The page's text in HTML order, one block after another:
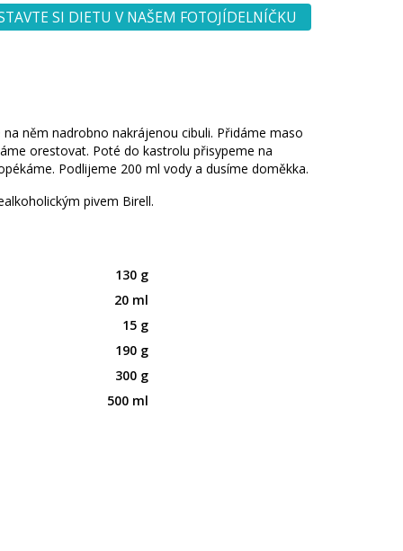
SI DIETU V NAŠEM FOTOJÍDELNÍČKU
něm nadrobno nakrájenou cibuli. Přidáme maso
orestovat. Poté do kastrolu přisypeme na
Podlijeme 200 ml vody a dusíme doměkka.
pivem Birell.
130 g
20 ml
15 g
190 g
300 g
500 ml